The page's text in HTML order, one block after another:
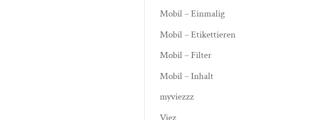
Mobil – Einmalig
Mobil – Etikettieren
Mobil – Filter
Mobil – Inhalt
myviezzz
Viez